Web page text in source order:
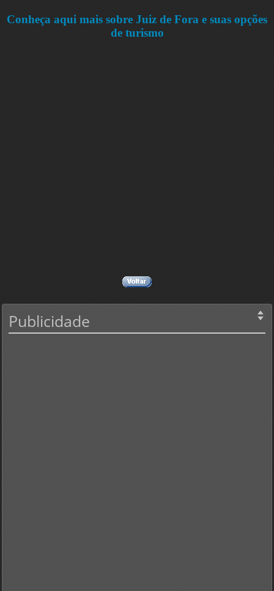
Conheça aqui mais sobre Juiz de Fora e suas opções
de turismo
Publicidade